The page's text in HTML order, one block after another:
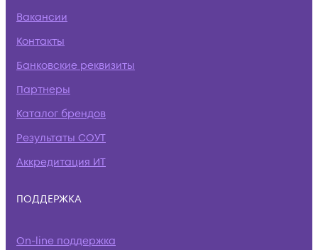
Вакансии
Контакты
Банковские реквизиты
Партнеры
Каталог брендов
Результаты СОУТ
Аккредитация ИТ
ПОДДЕРЖКА
On-line поддержка